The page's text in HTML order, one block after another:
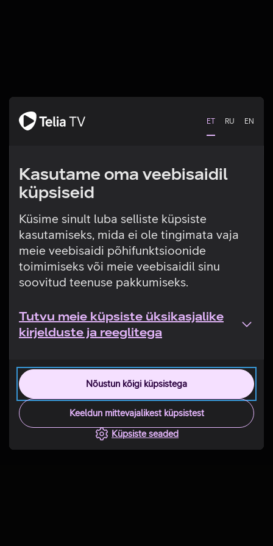
ET RU EN
Kasutame oma veebisaidil
küpsiseid
Küsime sinult luba selliste küpsiste
kasutamiseks, mida ei ole tingimata vaja
meie veebisaidi põhifunktsioonide
toimimiseks või meie veebisaidil sinu
soovitud teenuse pakkumiseks.
Tutvu meie küpsiste üksikasjalike
kirjelduste ja reeglitega
Nõustun kõigi küpsistega
Keeldun mittevajalikest küpsistest
Küpsiste seaded
Tehniline viga